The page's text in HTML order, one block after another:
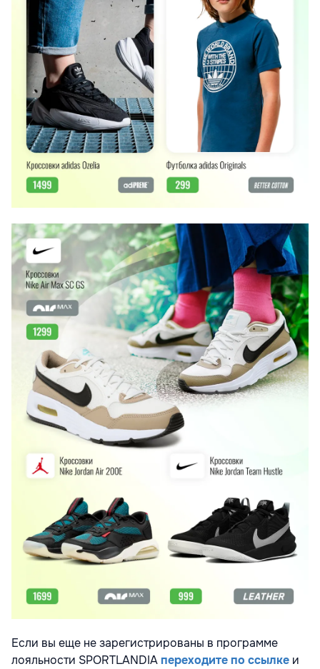
Если вы еще не зарегистрированы в программе
лояльности SPORTLANDIA переходите по ссылке и